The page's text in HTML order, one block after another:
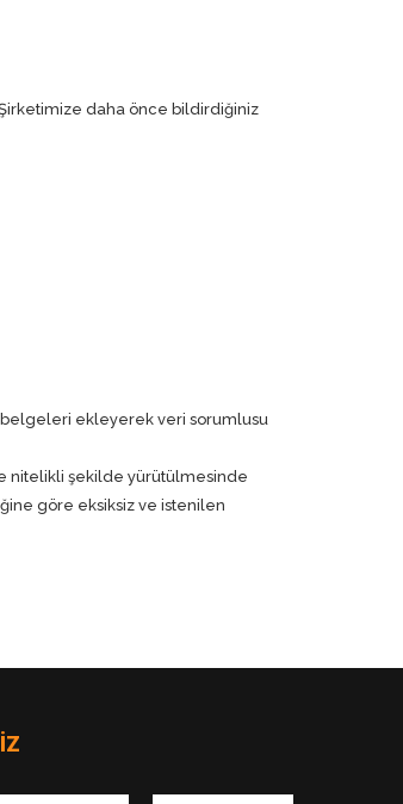
daha önce bildirdiğiniz
belgeleri ekleyerek veri sorumlusu
nitelikli şekilde yürütülmesinde
göre eksiksiz ve istenilen